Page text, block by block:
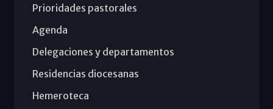
Prioridades pastorales
Agenda
Delegaciones y departamentos
Residencias diocesanas
Hemeroteca